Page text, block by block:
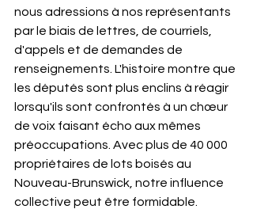
nous adressions à nos représentants
par le biais de lettres, de courriels,
d'appels et de demandes de
renseignements. L'histoire montre que
les députés sont plus enclins à réagir
lorsqu'ils sont confrontés à un chœur
de voix faisant écho aux mêmes
préoccupations. Avec plus de 40 000
propriétaires de lots boisés au
Nouveau-Brunswick, notre influence
collective peut être formidable.